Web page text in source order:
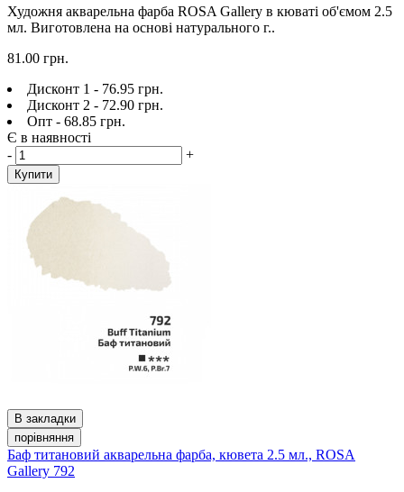
Художня акварельна фарба ROSA Gallery в кюваті об'ємом 2.5
мл. Виготовлена на основі натурального г..
81.00 грн.
Дисконт 1 - 76.95 грн.
Дисконт 2 - 72.90 грн.
Опт - 68.85 грн.
Є в наявності
-
+
Купити
В закладки
порівняння
Баф титановий акварельна фарба, кювета 2.5 мл., ROSA
Gallery 792